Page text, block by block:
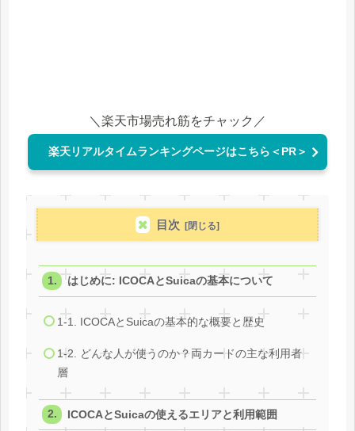
＼楽天市場売れ筋をチャック／
楽天リアルタイムランキングページはこちら＜PR＞
目次
はじめに: ICOCAとSuicaの基本について
1-1. ICOCAとSuicaの基本的な概要と歴史
1-2. どんな人が使うのか？両カードの主な利用者
層
ICOCAとSuicaの使えるエリアと利用範囲